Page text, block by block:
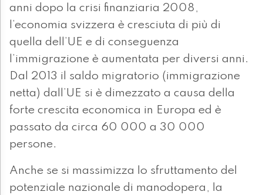
anni dopo la crisi finanziaria 2008,
l’economia svizzera è cresciuta di più di
quella dell’UE e di conseguenza
l’immigrazione è aumentata per diversi anni.
Dal 2013 il saldo migratorio (immigrazione
netta) dall’UE si è dimezzato a causa della
forte crescita economica in Europa ed è
passato da circa 60 000 a 30 000
persone.
Anche se si massimizza lo sfruttamento del
potenziale nazionale di manodopera, la